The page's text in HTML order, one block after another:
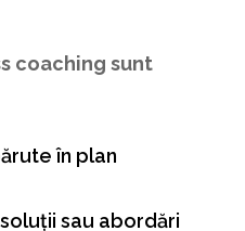
coaching sunt
în plan
sau abordări